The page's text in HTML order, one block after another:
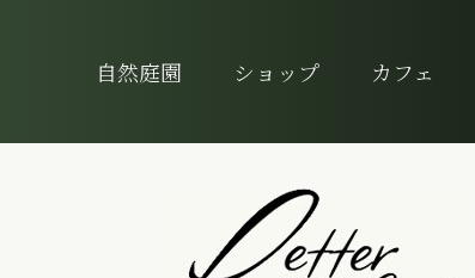
自然庭園 ショップ カフェ